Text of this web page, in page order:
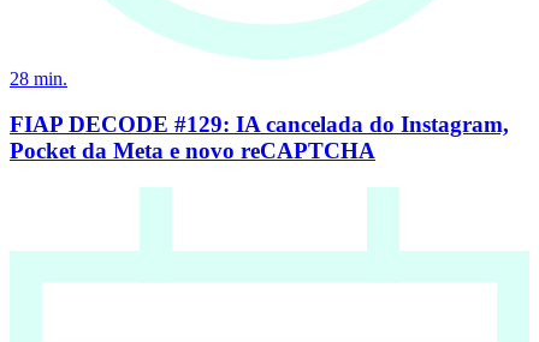
28 min.
FIAP DECODE #129: IA cancelada do Instagram,
Pocket da Meta e novo reCAPTCHA